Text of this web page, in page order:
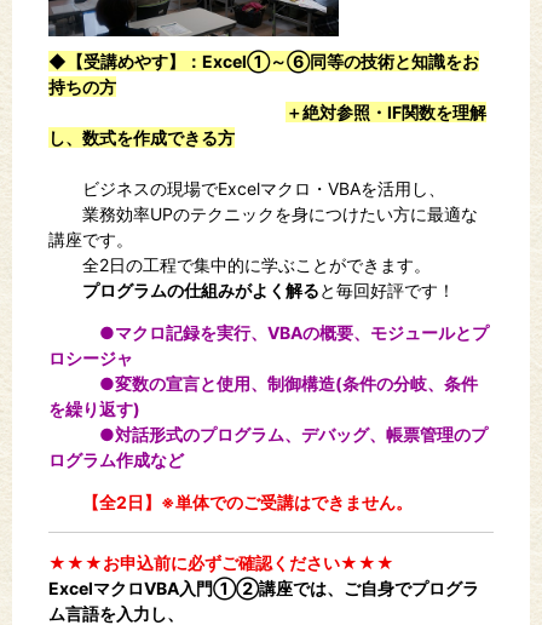
◆【受講めやす】
：Excel①～⑥同等の技術と知識をお
持ちの方
＋絶対参照・IF関数を理解
し、数式を作成できる方
ビジネスの現場でExcelマクロ・VBAを活用し、
業務効率UPのテクニックを身につけたい方に最適な
講座です。
全2日の工程で集中的に学ぶことができます。
プログラムの仕組みがよく解ると毎回好評です！
●マクロ記録を実行、VBAの概要、モジュールとプ
ロシージャ
●変数の宣言と使用、制御構造(条件の分岐、条件
を繰り返す)
●対話形式のプログラム、デバッグ、帳票管理のプ
ログラム作成など
【全2日】※単体でのご受講はできません。
★★★お申込前に必ずご確認ください★★★
ExcelマクロVBA入門①②講座では、ご自身でプログラ
ム言語を入力し、